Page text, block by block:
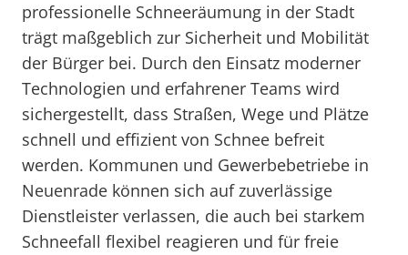
professionelle Schneeräumung in der Stadt
trägt maßgeblich zur Sicherheit und Mobilität
der Bürger bei. Durch den Einsatz moderner
Technologien und erfahrener Teams wird
sichergestellt, dass Straßen, Wege und Plätze
schnell und effizient von Schnee befreit
werden. Kommunen und Gewerbebetriebe in
Neuenrade können sich auf zuverlässige
Dienstleister verlassen, die auch bei starkem
Schneefall flexibel reagieren und für freie